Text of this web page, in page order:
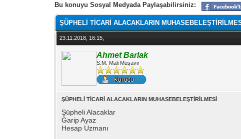
Bu konuyu Sosyal Medyada Paylaşabilirsiniz:
ŞÜPHELİ TİCARİ ALACAKLARIN
23.11.2018, 16:15,
Ahmet Barlak
S.M. Mali Müşavir
ŞÜPHELİ TİCARİ ALACAKLARIN MUHASEBELEŞTİRİLMESİ
Şüpheli Alacaklar
Garip Ayaz
Hesap Uzmanı